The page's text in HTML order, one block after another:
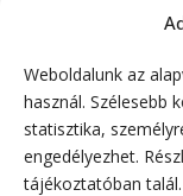
Weboldalunk az
használ. Szélesebb
statisztika,
engedélyezhet.
tájékoztatóban talál.